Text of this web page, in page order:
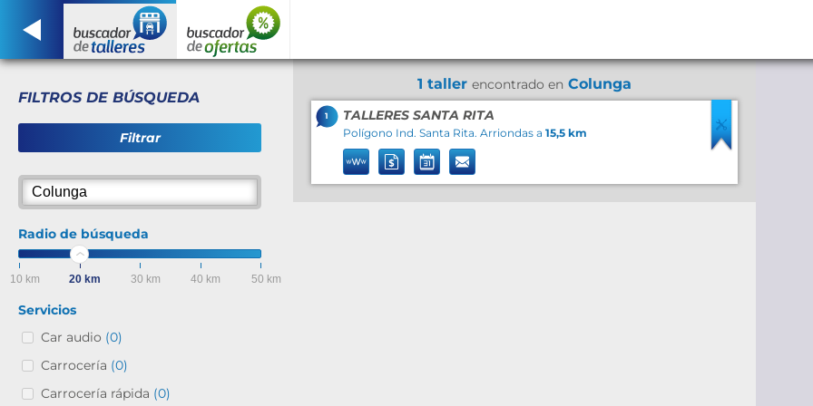
FILTROS DE BÚSQUEDA
Filtrar
Radio de búsqueda
10 km 20 km 30 km 40 km 50 km
Servicios
Car audio (0)
Carrocería (0)
Carrocería rápida (0)
1 taller encontrado en Colunga
1 TALLERES SANTA RITA
Polígono Ind. Santa Rita. Arriondas a 15,5 km